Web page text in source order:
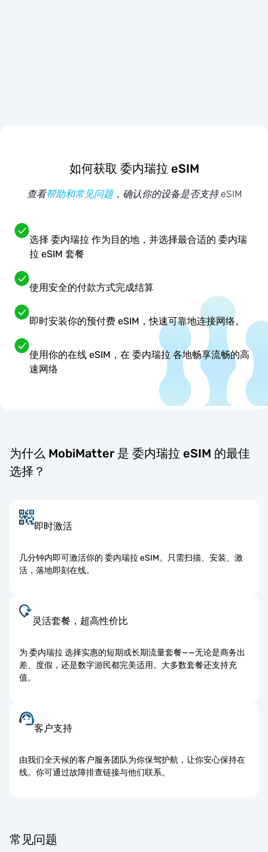
如何获取 委内瑞拉 eSIM
查看帮助和常见问题，确认你的设备是否支持 eSIM
选择 委内瑞拉 作为目的地，并选择最合适的 委内瑞
拉 eSIM 套餐
使用安全的付款方式完成结算
即时安装你的预付费 eSIM，快速可靠地连接网络。
使用你的在线 eSIM，在 委内瑞拉 各地畅享流畅的高
速网络
为什么 MobiMatter 是 委内瑞拉 eSIM 的最佳
选择？
即时激活
几分钟内即可激活你的 委内瑞拉 eSIM。只需扫描、安装、激
活，落地即刻在线。
灵活套餐，超高性价比
为 委内瑞拉 选择实惠的短期或长期流量套餐——无论是商务出
差、度假，还是数字游民都完美适用。大多数套餐还支持充
值。
客户支持
由我们全天候的客户服务团队为你保驾护航，让你安心保持在
线。你可通过故障排查链接与他们联系。
常见问题